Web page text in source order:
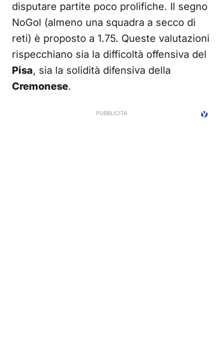
disputare partite poco prolifiche. Il segno
NoGol (almeno una squadra a secco di
reti) è proposto a 1.75. Queste valutazioni
rispecchiano sia la difficoltà offensiva del
Pisa, sia la solidità difensiva della
Cremonese.